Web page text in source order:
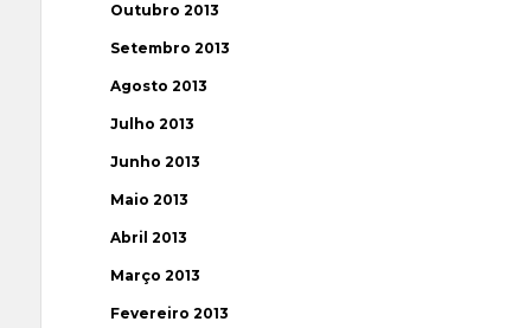
Outubro 2013
Setembro 2013
Agosto 2013
Julho 2013
Junho 2013
Maio 2013
Abril 2013
Março 2013
Fevereiro 2013